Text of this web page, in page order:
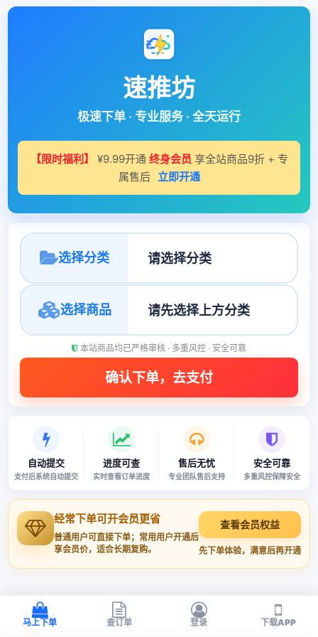
速推坊
极速下单 · 专业服务 · 全天运行
【限时福利】 ¥9.99开通 终身会员 享全站商品9折 + 专
属售后 立即开通
选择分类
选择商品
本站商品均已严格审核 · 多重风控 · 安全可靠
自动提交
支付后系统自动提交
进度可查
实时查看订单进度
售后无忧
专业团队售后支持
安全可靠
多重风控保障安全
经常下单可开会员更省
普通用户可直接下单；常用用户开通后
享会员价，适合长期复购。
查看会员权益
先下单体验，满意后再开通
马上下单 查订单 登录 下载APP